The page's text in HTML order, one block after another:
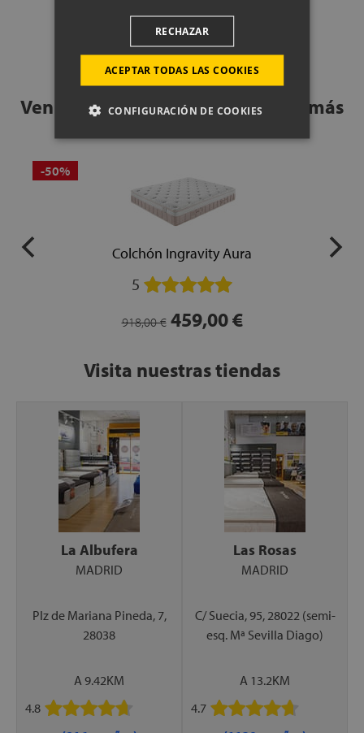
Ven a probar nuestros productos más
-50%
Colchón Ingravity Aura
5
918,00 € 459,00 €
Visita nuestras tiendas
La Albufera
MADRID
Plz de Mariana Pineda, 7,
28038
A 9.42KM
4.8
Las Rosas
MADRID
C/ Suecia, 95, 28022 (semi-
esq. Mª Sevilla Diago)
A 13.2KM
4.7
ACEPTAR TODAS LAS COOKIES
RECHAZAR
CONFIGURACIÓN DE COOKIES